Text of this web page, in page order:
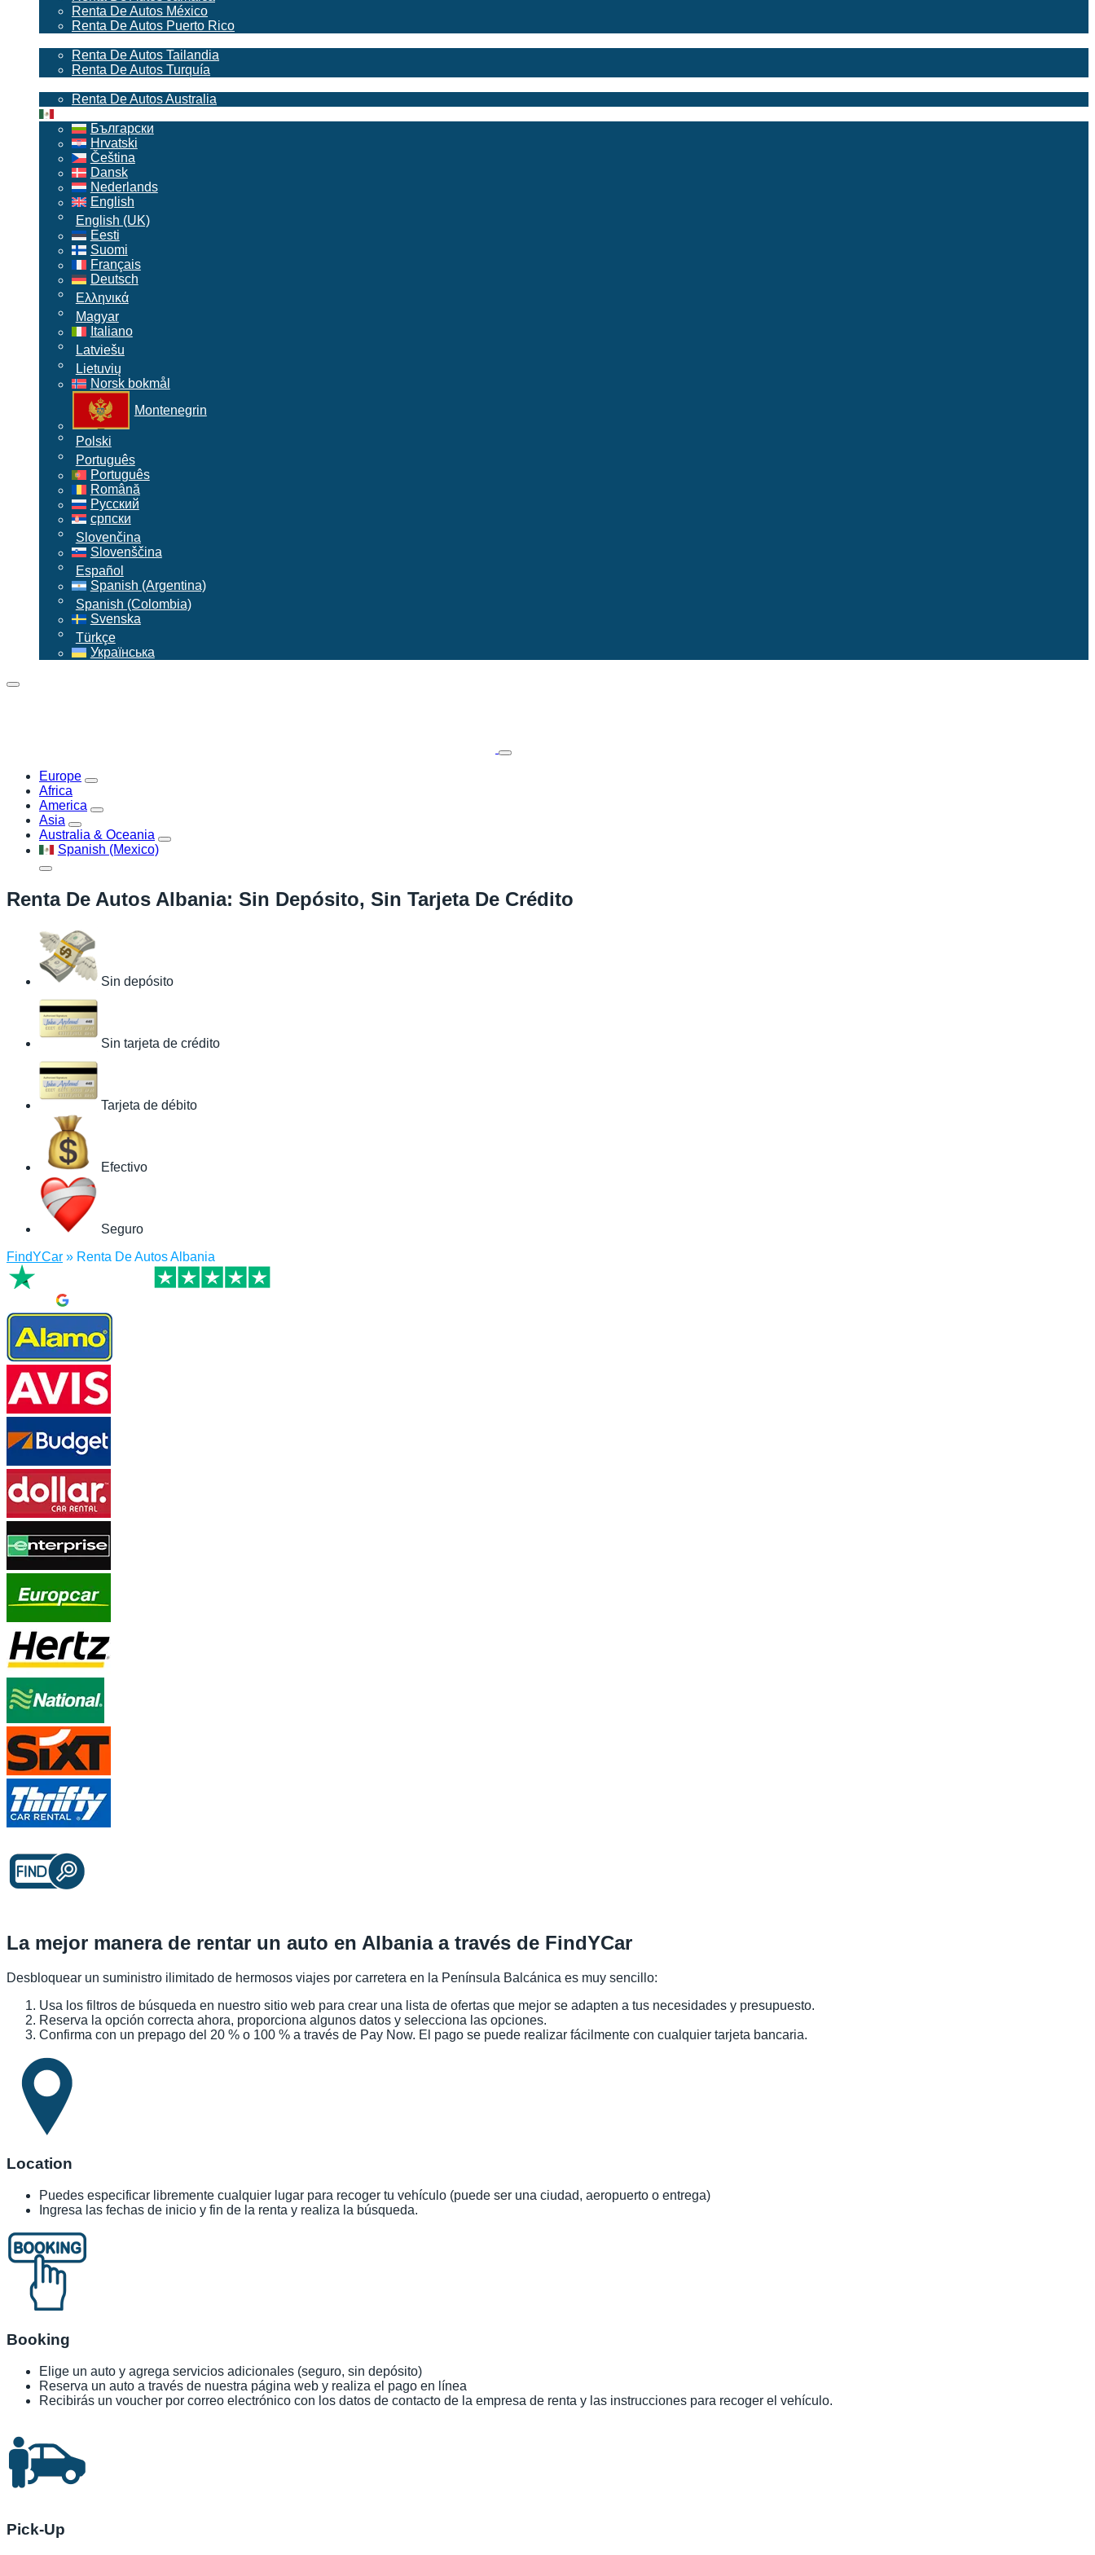
Renta De Autos México
Renta De Autos Puerto Rico
Renta De Autos Tailandia
Renta De Autos Turquía
Renta De Autos Australia
Български
Hrvatski
Čeština
Dansk
Nederlands
English
English (UK)
Eesti
Suomi
Français
Deutsch
Ελληνικά
Magyar
Italiano
Latviešu
Lietuvių
Norsk bokmål
Montenegrin
Polski
Português
Português
Română
Русский
српски
Slovenčina
Slovenščina
Español
Spanish (Argentina)
Spanish (Colombia)
Svenska
Türkçe
Українська
Europe
Africa
America
Asia
Australia & Oceania
Spanish (Mexico)
Renta De Autos Albania: Sin Depósito, Sin Tarjeta De Crédito
Sin depósito
Sin tarjeta de crédito
Tarjeta de débito
Efectivo
Seguro
FindYCar » Renta De Autos Albania
La mejor manera de rentar un auto en Albania a través de FindYCar
Desbloquear un suministro ilimitado de hermosos viajes por carretera en la Península Balcánica es muy sencillo:
Usa los filtros de búsqueda en nuestro sitio web para crear una lista de ofertas que mejor se adapten a tus necesidades y presupuesto.
Reserva la opción correcta ahora, proporciona algunos datos y selecciona las opciones.
Confirma con un prepago del 20 % o 100 % a través de Pay Now. El pago se puede realizar fácilmente con cualquier tarjeta bancaria.
Location
Puedes especificar libremente cualquier lugar para recoger tu vehículo (puede ser una ciudad, aeropuerto o entrega)
Ingresa las fechas de inicio y fin de la renta y realiza la búsqueda.
Booking
Elige un auto y agrega servicios adicionales (seguro, sin depósito)
Reserva un auto a través de nuestra página web y realiza el pago en línea
Recibirás un voucher por correo electrónico con los datos de contacto de la empresa de renta y las instrucciones para recoger el vehículo.
Pick-Up